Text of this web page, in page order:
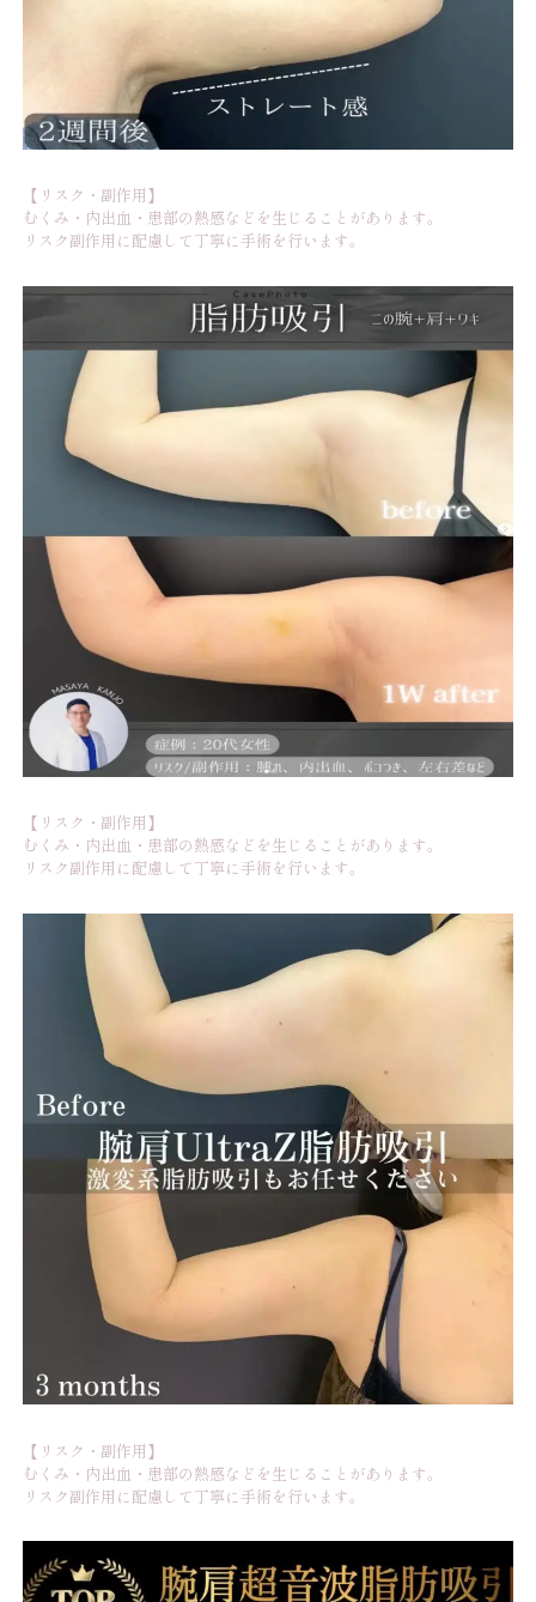
【リスク・副作用】
むくみ・内出血・患部の熱感などを生じることがあります。
リスク副作用に配慮して丁寧に手術を行います。
【リスク・副作用】
むくみ・内出血・患部の熱感などを生じることがあります。
リスク副作用に配慮して丁寧に手術を行います。
【リスク・副作用】
むくみ・内出血・患部の熱感などを生じることがあります。
リスク副作用に配慮して丁寧に手術を行います。